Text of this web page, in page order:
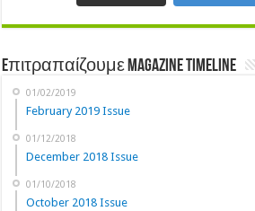
Eπιτραπαίζουμε Magazine Timeline
01/02/2019
February 2019 Issue
01/12/2018
December 2018 Issue
01/10/2018
October 2018 Issue